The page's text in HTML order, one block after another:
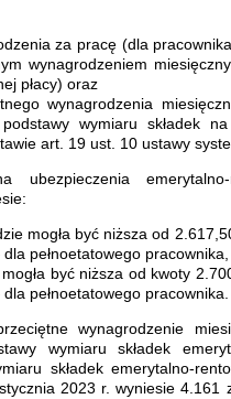
za pracę (dla
wynagrodzeniem
płacy) oraz
wynagrodzenia
wymiaru składek na
art. 19 ust. 10 ustawy
mogła być niższa od
pełnoetatowego pracownika,
być niższa od kwoty
pełnoetatowego pracownika.
wynagrodzenie
wymiaru składek
składek emerytalno-
2023 r. wyniesie 4.161